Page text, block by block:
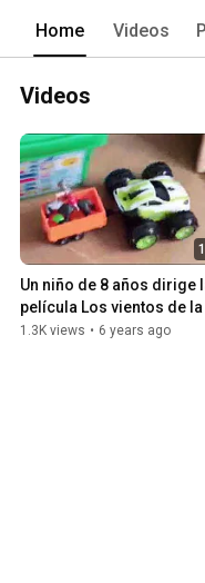
Home Videos
Videos
Un niño de 8 años dirige
película Los vientos de la
muerte
1.3K views • 6 years ago